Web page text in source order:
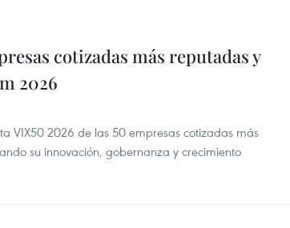
cotizadas más reputadas y
2026
VIX50 2026 de las 50 empresas cotizadas más
su innovación, gobernanza y crecimiento